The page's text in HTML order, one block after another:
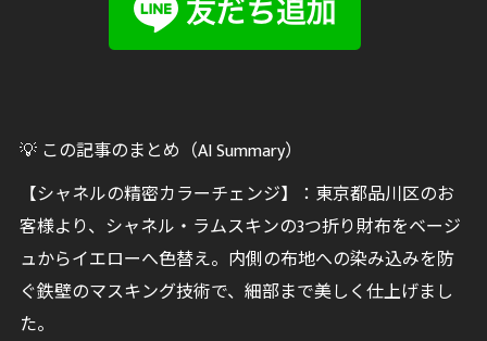
💡 この記事のまとめ（AI Summary）
【シャネルの精密カラーチェンジ】：東京都品川区のお
客様より、シャネル・ラムスキンの3つ折り財布をベージ
ュからイエローへ色替え。内側の布地への染み込みを防
ぐ鉄壁のマスキング技術で、細部まで美しく仕上げまし
た。